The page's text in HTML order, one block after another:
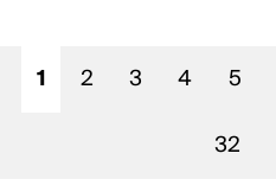
1 2 3 4 5
32